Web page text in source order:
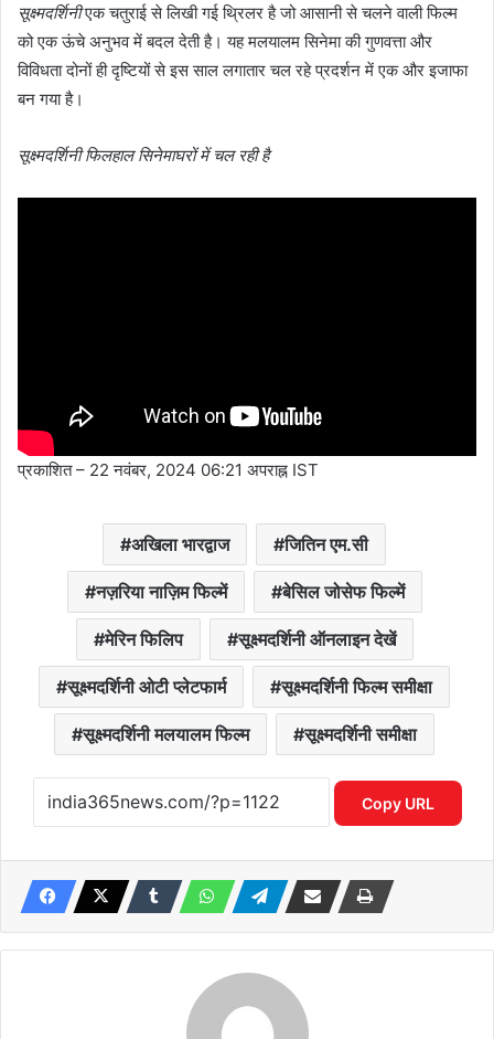
सूक्ष्मदर्शिनीएक चतुराई से लिखी गई थ्रिलर है जो आसानी से चलने वाली फिल्म
को एक ऊंचे अनुभव में बदल देती है। यह मलयालम सिनेमा की गुणवत्ता और
विविधता दोनों ही दृष्टियों से इस साल लगातार चल रहे प्रदर्शन में एक और इजाफा
बन गया है।
सूक्ष्मदर्शिनी फिलहाल सिनेमाघरों में चल रही है
प्रकाशित– 22 नवंबर, 2024 06:21 अपराह्न IST
अखिला भारद्वाज जितिन एम.सी
नज़रिया नाज़िम फिल्में बेसिल जोसेफ फिल्में
मेरिन फिलिप सूक्ष्मदर्शिनी ऑनलाइन देखें
सूक्ष्मदर्शिनी ओटी प्लेटफार्म सूक्ष्मदर्शिनी फिल्म समीक्षा
सूक्ष्मदर्शिनी मलयालम फिल्म सूक्ष्मदर्शिनी समीक्षा
Copy URL